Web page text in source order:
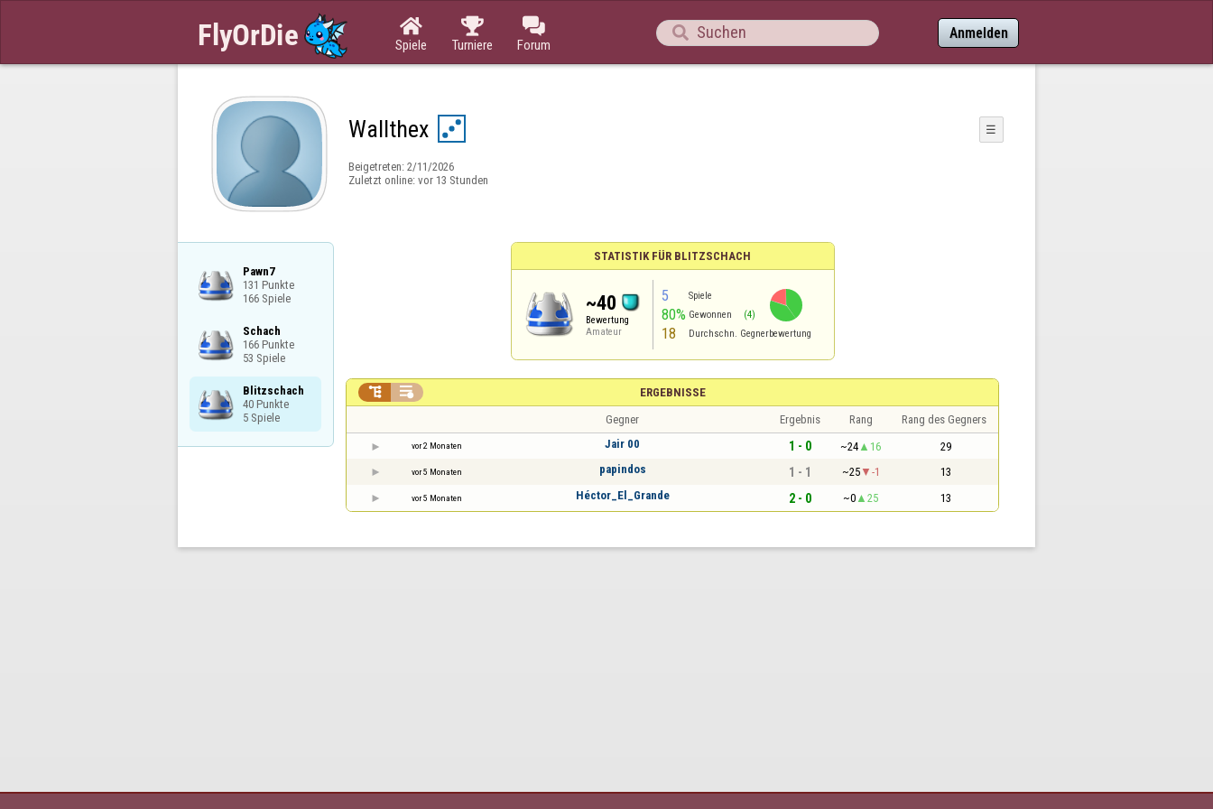

Spiele

Turniere

Forum
 Anmelden
Wallthex ☰
Beigetreten: 2/11/2026
Zuletzt online: vor 13 Stunden
Pawn7
131 Punkte
166 Spiele
Schach
166 Punkte
53 Spiele
Blitzschach
40 Punkte
5 Spiele
STATISTIK FÜR BLITZSCHACH
~40
Bewertung
Amateur
5 Spiele
80% Gewonnen (4)
18 Durchschn. Gegnerbewertung
ERGEBNISSE
 
Gegner Ergebnis Rang Rang des Gegners
vor 2 Monaten Jair 00 1 - 0 ~24 16 29
vor 5 Monaten papindos 1 - 1 ~25 -1 13
vor 5 Monaten Héctor_El_Grande 2 - 0 ~0 25 13